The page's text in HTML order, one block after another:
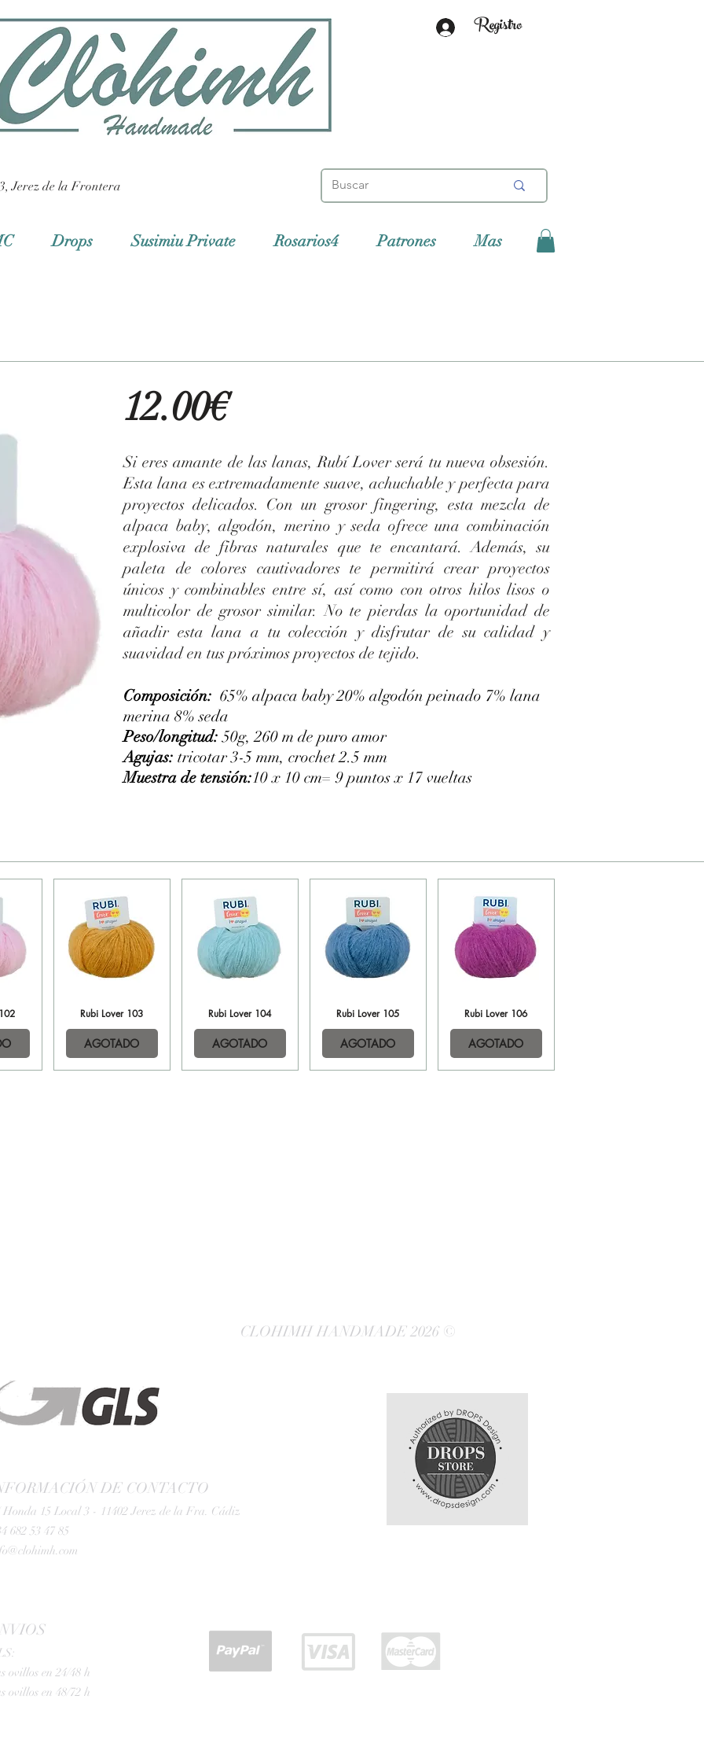
Registro
Jerez de la Frontera
Drops Susimiu Private Rosarios4 Patrones Mas
12.00€
Si eres amante de las lanas, Rubí Lover será tu nueva obsesión.
Esta lana es extremadamente suave, achuchable y perfecta para
proyectos delicados. Con un grosor fingering, esta mezcla de
alpaca baby, algodón, merino y seda ofrece una combinación
explosiva de fibras naturales que te encantará. Además, su
paleta de colores cautivadores te permitirá crear proyectos
únicos y combinables entre sí, así como con otros hilos lisos o
multicolor de grosor similar. No te pierdas la oportunidad de
añadir esta lana a tu colección y disfrutar de su calidad y
suavidad en tus próximos proyectos de tejido.
Composición: 65% alpaca baby 20% algodón peinado 7% lana
merina 8% seda
Peso/longitud: 50g, 260 m de puro amor
Agujas: tricotar 3-5 mm, crochet 2.5 mm
Muestra de tensión:10 x 10 cm= 9 puntos x 17 vueltas
Vista rápida
Rubi Lover 103
AGOTADO
Vista rápida
Rubi Lover 104
AGOTADO
Vista rápida
Rubi Lover 105
AGOTADO
Vista rápida
Rubi Lover 106
AGOTADO
CLOHIMH HANDMADE 2026 ©
DE CONTACTO
Honda 15 Local 3 - 11402 Jerez de la Fra. Cádiz
682 53 47 85
ovillos en 24/48 h
ovillos en 48/72 h